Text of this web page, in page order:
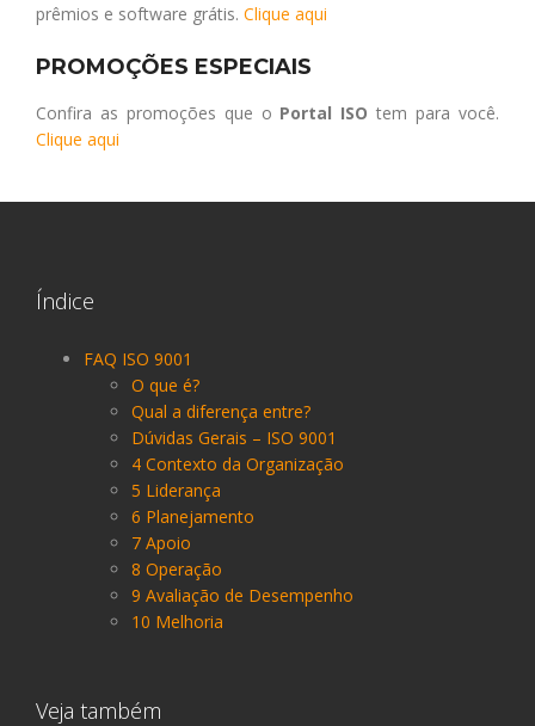
prêmios e software grátis. Clique aqui
PROMOÇÕES ESPECIAIS
Confira as promoções que o Portal ISO tem para você.
Clique aqui
Índice
FAQ ISO 9001
O que é?
Qual a diferença entre?
Dúvidas Gerais – ISO 9001
4 Contexto da Organização
5 Liderança
6 Planejamento
7 Apoio
8 Operação
9 Avaliação de Desempenho
10 Melhoria
Veja também